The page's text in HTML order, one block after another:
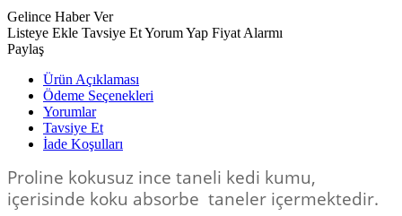
Gelince Haber Ver
Listeye Ekle Tavsiye EtYorum Yap Fiyat Alarmı
Paylaş
Ürün Açıklaması
Ödeme Seçenekleri
Yorumlar
Tavsiye Et
İade Koşulları
Proline kokusuz ince taneli kedi kumu,
içerisinde koku absorbe taneler içermektedir.